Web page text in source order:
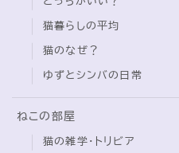
猫暮らしの平均
猫のなぜ？
ゆずとシンバの日常
ねこの部屋
猫の雑学・トリビア